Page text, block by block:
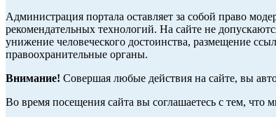
Администрация портала оставляет за собой право
рекомендательных технологий. На сайте не
унижение человеческого достоинства, размещение
правоохранительные органы.
Внимание! Совершая любые действия на сайте, вы
Во время посещения сайта вы соглашаетесь с тем,